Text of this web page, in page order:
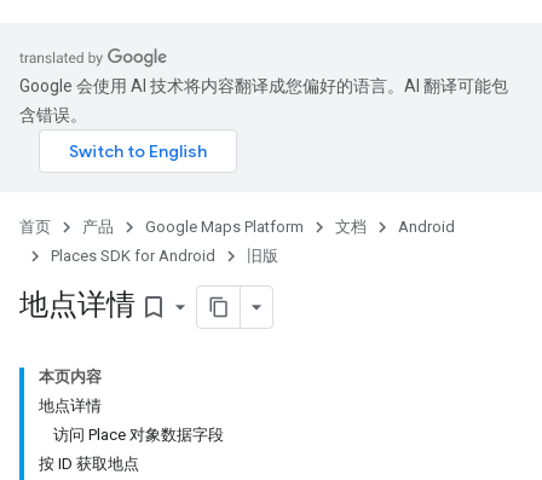
Google 会使用 AI 技术将内容翻译成您偏好的语言。AI 翻译可能包
含错误。
首页 产品 Google Maps Platform 文档
Android
Places SDK for Android
旧版
地点详情 bookmark_border
本页内容
地点详情
访问 Place 对象数据字段
按 ID 获取地点